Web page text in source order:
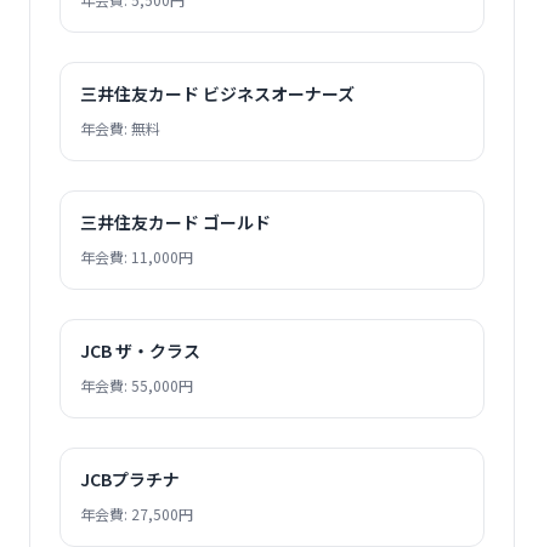
三井住友カード ビジネスオーナーズ
年会費: 無料
三井住友カード ゴールド
年会費: 11,000円
JCB ザ・クラス
年会費: 55,000円
JCBプラチナ
年会費: 27,500円